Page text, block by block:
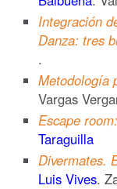
Integración
Danza: tres
.
Metodología
Vargas
Escape
Taraguilla
Divermates.
Luis Vives.